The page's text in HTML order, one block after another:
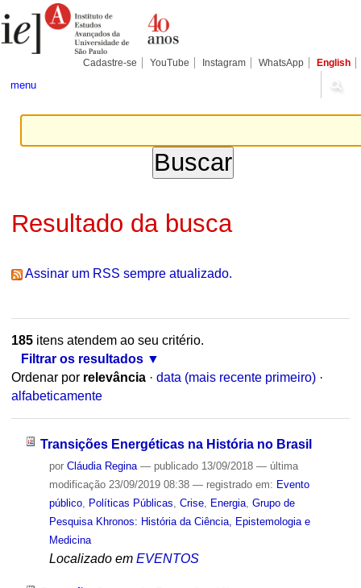
para
conteúdo.
Pessoais
Cadastre-se YouTube Instagram WhatsApp English
menu
Resultado da busca
Assinar um RSS sempre atualizado.
185itens atendem ao seu critério.
Filtrar os resultados
Ordenar por relevância · data (mais recente primeiro) ·
alfabeticamente
Transições Energéticas na História no Brasil
por Cláudia Regina — publicado13/09/2018 — última
modificação23/09/2019 08:38 — registrado em: Evento
público, Políticas Públicas Crise, Energia, Grupo de
Pesquisa Khronos: História da Ciência, Epistemologia e
Medicina
Localizado em EVENTOS